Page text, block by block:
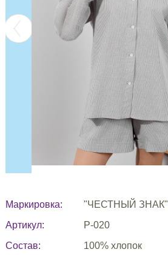
Маркировка:
"ЧЕСТНЫЙ ЗНАК"
Артикул:
Р-020
Состав:
100% хлопок